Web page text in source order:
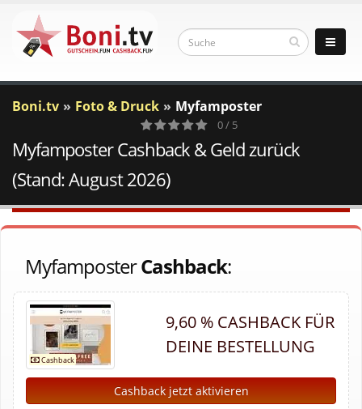
Boni.tv Foto & Druck Myfamposter
0
Votes
0 / 5
Myfamposter Cashback & Geld zurück
(Stand: August 2026)
MyfamposterCashback:
9,60 % CASHBACK FÜR
DEINE BESTELLUNG
Cashback jetzt aktivieren